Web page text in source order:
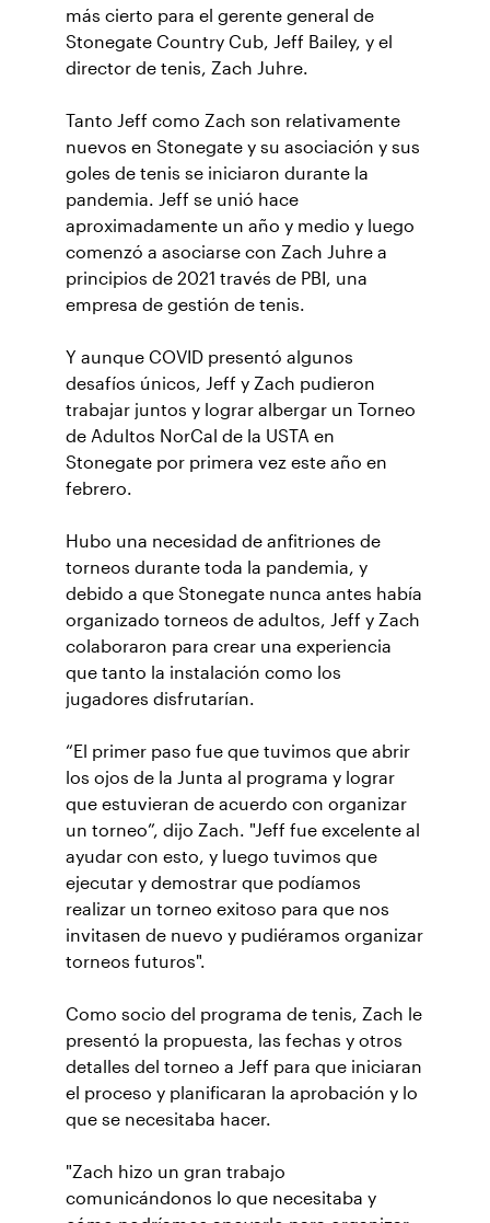
más cierto para el gerente general de
Stonegate Country Cub, Jeff Bailey, y el
director de tenis, Zach Juhre.
Tanto Jeff como Zach son relativamente
nuevos en Stonegate y su asociación y sus
goles de tenis se iniciaron durante la
pandemia. Jeff se unió hace
aproximadamente un año y medio y luego
comenzó a asociarse con Zach Juhre a
principios de 2021 través de PBI, una
empresa de gestión de tenis.
Y aunque COVID presentó algunos
desafíos únicos, Jeff y Zach pudieron
trabajar juntos y lograr albergar un Torneo
de Adultos NorCal de la USTA en
Stonegate por primera vez este año en
febrero.
Hubo una necesidad de anfitriones de
torneos durante toda la pandemia, y
debido a que Stonegate nunca antes había
organizado torneos de adultos, Jeff y Zach
colaboraron para crear una experiencia
que tanto la instalación como los
jugadores disfrutarían.
“El primer paso fue que tuvimos que abrir
los ojos de la Junta al programa y lograr
que estuvieran de acuerdo con organizar
un torneo”, dijo Zach. "Jeff fue excelente al
ayudar con esto, y luego tuvimos que
ejecutar y demostrar que podíamos
realizar un torneo exitoso para que nos
invitasen de nuevo y pudiéramos organizar
torneos futuros".
Como socio del programa de tenis, Zach le
presentó la propuesta, las fechas y otros
detalles del torneo a Jeff para que iniciaran
el proceso y planificaran la aprobación y lo
que se necesitaba hacer.
"Zach hizo un gran trabajo
comunicándonos lo que necesitaba y